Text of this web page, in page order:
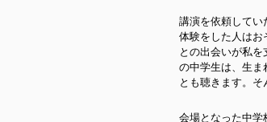
講演を依頼してい
体験をした人はお
との出会いが私
の中学生は、生ま
とも聴きます。そ
会場となった中学